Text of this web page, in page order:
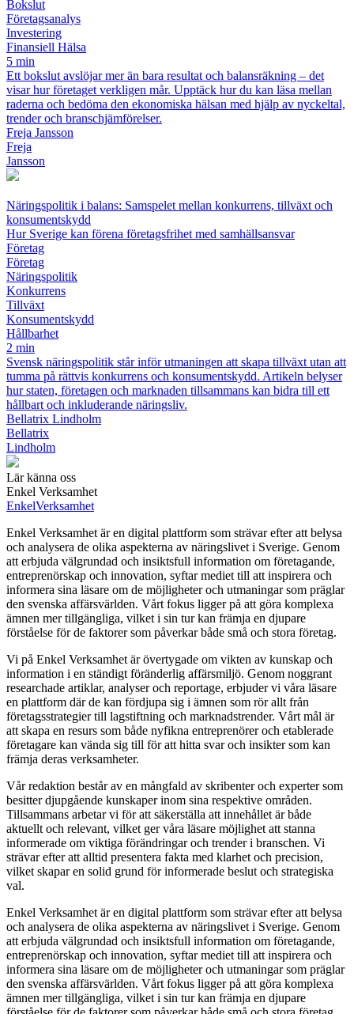
Bokslut
Företagsanalys
Investering
Finansiell Hälsa
5 min
Ett bokslut avslöjar mer än bara resultat och balansräkning – det
visar hur företaget verkligen mår. Upptäck hur du kan läsa mellan
raderna och bedöma den ekonomiska hälsan med hjälp av nyckeltal,
trender och branschjämförelser.
Freja Jansson
Freja
Jansson
Näringspolitik i balans: Samspelet mellan konkurrens, tillväxt och
konsumentskydd
Hur Sverige kan förena företagsfrihet med samhällsansvar
Företag
Företag
Näringspolitik
Konkurrens
Tillväxt
Konsumentskydd
Hållbarhet
2 min
Svensk näringspolitik står inför utmaningen att skapa tillväxt utan att
tumma på rättvis konkurrens och konsumentskydd. Artikeln belyser
hur staten, företagen och marknaden tillsammans kan bidra till ett
hållbart och inkluderande näringsliv.
Bellatrix Lindholm
Bellatrix
Lindholm
Lär känna oss
Enkel Verksamhet
EnkelVerksamhet
Enkel Verksamhet är en digital plattform som strävar efter att belysa
och analysera de olika aspekterna av näringslivet i Sverige. Genom
att erbjuda välgrundad och insiktsfull information om företagande,
entreprenörskap och innovation, syftar mediet till att inspirera och
informera sina läsare om de möjligheter och utmaningar som präglar
den svenska affärsvärlden. Vårt fokus ligger på att göra komplexa
ämnen mer tillgängliga, vilket i sin tur kan främja en djupare
förståelse för de faktorer som påverkar både små och stora företag.
Vi på Enkel Verksamhet är övertygade om vikten av kunskap och
information i en ständigt föränderlig affärsmiljö. Genom noggrant
researchade artiklar, analyser och reportage, erbjuder vi våra läsare
en plattform där de kan fördjupa sig i ämnen som rör allt från
företagsstrategier till lagstiftning och marknadstrender. Vårt mål är
att skapa en resurs som både nyfikna entreprenörer och etablerade
företagare kan vända sig till för att hitta svar och insikter som kan
främja deras verksamheter.
Vår redaktion består av en mångfald av skribenter och experter som
besitter djupgående kunskaper inom sina respektive områden.
Tillsammans arbetar vi för att säkerställa att innehållet är både
aktuellt och relevant, vilket ger våra läsare möjlighet att stanna
informerade om viktiga förändringar och trender i branschen. Vi
strävar efter att alltid presentera fakta med klarhet och precision,
vilket skapar en solid grund för informerade beslut och strategiska
val.
Enkel Verksamhet är en digital plattform som strävar efter att belysa
och analysera de olika aspekterna av näringslivet i Sverige. Genom
att erbjuda välgrundad och insiktsfull information om företagande,
entreprenörskap och innovation, syftar mediet till att inspirera och
informera sina läsare om de möjligheter och utmaningar som präglar
den svenska affärsvärlden. Vårt fokus ligger på att göra komplexa
ämnen mer tillgängliga, vilket i sin tur kan främja en djupare